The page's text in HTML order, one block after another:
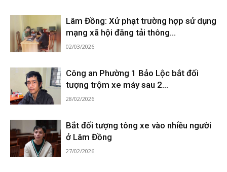
Lâm Đồng: Xử phạt trường hợp sử dụng
mạng xã hội đăng tải thông...
02/03/2026
Công an Phường 1 Bảo Lộc bắt đối
tượng trộm xe máy sau 2...
28/02/2026
Bắt đối tượng tông xe vào nhiều người
ở Lâm Đồng
27/02/2026